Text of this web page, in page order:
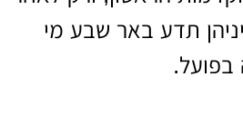
תדע באר שבע מי
בפועל.